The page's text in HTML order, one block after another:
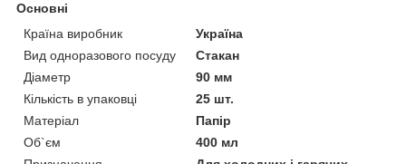
Основні
Країна виробник
Україна
Вид одноразового посуду
Стакан
Діаметр
90 мм
Кількість в упаковці
25 шт.
Матеріал
Папір
Об`єм
400 мл